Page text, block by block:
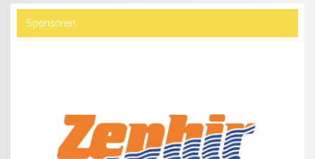
Sponsoren